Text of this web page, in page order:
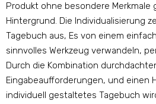
Produkt ohne besondere Merkmale
Hintergrund. Die Individualisierung
Tagebuch aus, Es von einem
sinnvolles Werkzeug verwandeln,
Durch die Kombination
Eingabeaufforderungen, und einen
individuell gestaltetes Tagebuch